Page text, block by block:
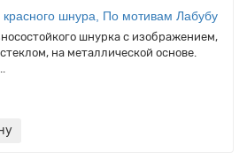
красного шнура, По мотивам Лабубу
шнурка с изображением,
на металлической основе.